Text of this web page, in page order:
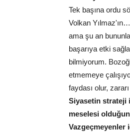
Tek başına ordu
Volkan
ama şu an
başarıya etki
bilmiyorum.
etmemeye
faydası olur,
Siyasetin strateji
meselesi
Vazgeçmeyenler